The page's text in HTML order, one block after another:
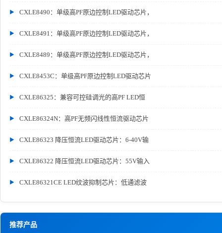
CXLE8490：单级高PF原边控制LED驱动芯片，
CXLE8491：单级高PF原边控制LED驱动芯片，
CXLE8489：单级高PF原边控制LED驱动芯片，
CXLE8453C：单级高PF原边控制LED驱动芯片
CXLE86325：兼容可控硅调光的高PF LED恒
CXLE86324N：高PF无频闪线性恒流驱动芯片
CXLE86323 降压恒流LED驱动芯片：6-40V输
CXLE86322 降压恒流LED驱动芯片：55V输入
CXLE86321CE LED纹波抑制芯片：低通滤波
推荐产品